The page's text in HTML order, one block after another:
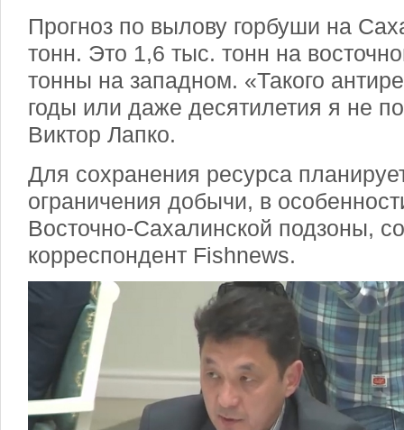
Прогноз по вылову горбуши на
тонн. Это 1,6 тыс. тонн на
тонны на западном. «Такого
годы или даже десятилетия я не
Виктор Лапко.
Для сохранения ресурса
ограничения добычи, в
Восточно-Сахалинской подзоны,
корреспондент Fishnews.